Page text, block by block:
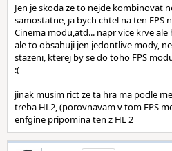
Jen je skoda ze to nejde kombinovat
samostatne, ja bych chtel na ten
Cinema modu,atd... napr vice krve
ale to obsahuji jen jedontlive mody,
stazeni, kterej by se do toho FPS
:(
jinak musim rict ze ta hra ma podle
treba HL2, (porovnavam v tom FPS
enfgine pripomina ten z HL 2